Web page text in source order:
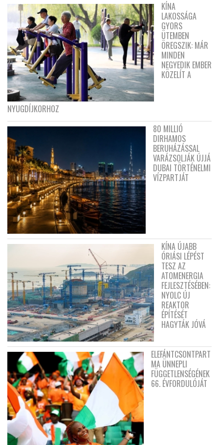
KÍNA
LAKOSSÁGA
GYORS
ÜTEMBEN
ÖREGSZIK: MÁR
MINDEN
NEGYEDIK EMBER
KÖZELÍT A
NYUGDÍJKORHOZ
80 MILLIÓ
DIRHAMOS
BERUHÁZÁSSAL
VARÁZSOLJÁK ÚJJÁ
DUBAI TÖRTÉNELMI
VÍZPARTJÁT
KÍNA ÚJABB
ÓRIÁSI LÉPÉST
TESZ AZ
ATOMENERGIA
FEJLESZTÉSÉBEN:
NYOLC ÚJ
REAKTOR
ÉPÍTÉSÉT
HAGYTÁK JÓVÁ
ELEFÁNTCSONTPART
MA ÜNNEPLI
FÜGGETLENSÉGÉNEK
66. ÉVFORDULÓJÁT